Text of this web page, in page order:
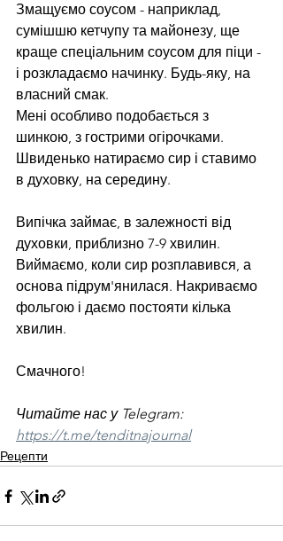
Змащуємо соусом - наприклад,
сумішшю кетчупу та майонезу, ще
краще спеціальним соусом для піци -
і розкладаємо начинку. Будь-яку, на
власний смак.
Мені особливо подобається з
шинкою, з гострими огірочками.
Швиденько натираємо сир і ставимо
в духовку, на середину.
Випічка займає, в залежності від
духовки, приблизно 7-9 хвилин.
Виймаємо, коли сир розплавився, а
основа підрум'янилася. Накриваємо
фольгою і даємо постояти кілька
хвилин.
Смачного!
Читайте нас у Telegram:
https://t.me/tenditnajournal
Рецепти